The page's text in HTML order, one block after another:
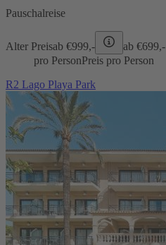
Pauschalreise
Alter Preisab €999,- ab €699,-
pro PersonPreis pro Person
R2 Lago Playa Park